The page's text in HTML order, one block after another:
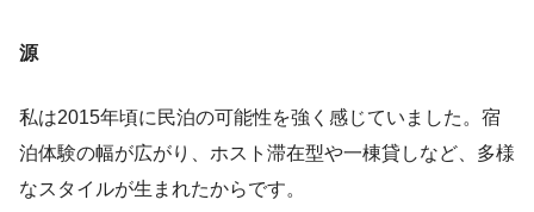
源
私は2015年頃に民泊の可能性を強く感じていました。宿
泊体験の幅が広がり、ホスト滞在型や一棟貸しなど、多様
なスタイルが生まれたからです。